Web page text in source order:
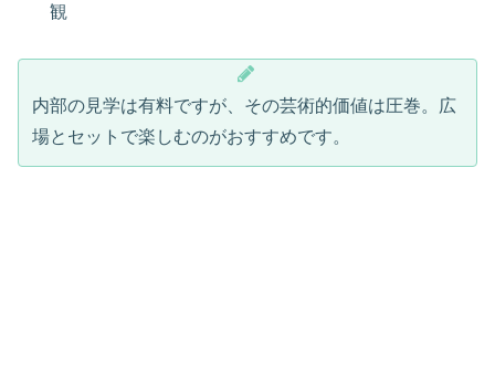
観
内部の見学は有料ですが、その芸術的価値は圧巻。広
場とセットで楽しむのがおすすめです。